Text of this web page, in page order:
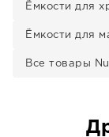
Ёмкости для
Ёмкости для
Все товары